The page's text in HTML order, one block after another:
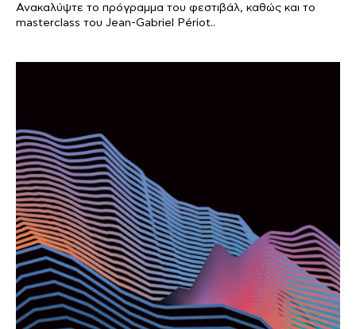
Ανακαλύψτε το πρόγραμμα του φεστιβάλ, καθώς και το
masterclass του Jean-Gabriel Périot..